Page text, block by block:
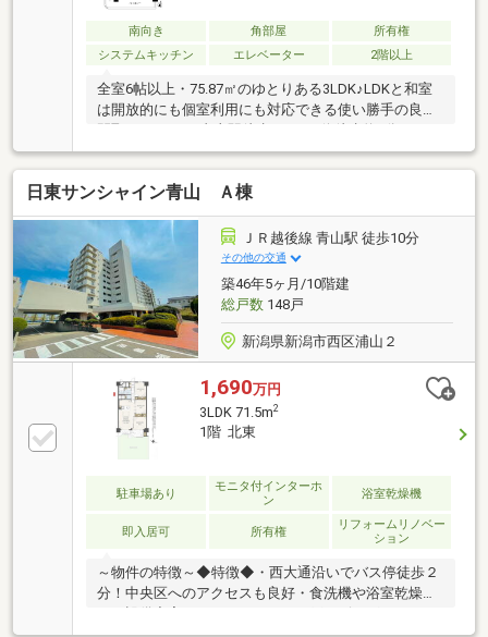
南向き 角部屋
所有権
システムキッチン
エレベーター 2階以上
全室6帖以上・75.87㎡のゆとりある3LDK♪LDKと和室
は開放的にも個室利用にも対応できる使い勝手の良い
ン新潟青山店をはじめとした生活利便施設が徒歩圏に
揃い、東青山小学校徒歩7分、小針中学校徒歩22分と
通学にも安心の立地です。居室や水回りは丁寧に維持
管理されておりメンテナンス履歴も有り。安心してお
住まいいただけます。【修繕履歴】2017年：ビルトイ
ンコンロ・スリム型レンジフードに交換2022年：水回
り水栓交換（浴室シャワー・バス・洗面所・洗濯機
用）2024年：給湯器交換2025年：網戸張替え2026年：
キッチン混合栓交換
日東サンシャイン青山 Ａ棟
ＪＲ越後線 青山駅 徒歩10分
その他の交通
築46年5ヶ月/10階建
総戸数148戸
新潟県新潟市西区浦山２
1,690万円
3LDK 71.5m2
1階 北東
駐車場あり
モニタ付インターホ
ン
浴室乾燥機
即入居可 所有権
リフォームリノベー
ション
～物件の特徴～◆特徴◆・西大通沿いでバス停徒歩２
分！中央区へのアクセスも良好・食洗機や浴室乾燥機